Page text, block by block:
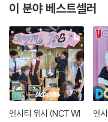
※ 반품/교환 안내
1) 불량으로 인한 반품/교환
상을 요청할 수 있으며, 동영
다.
관련 사진과 동영상 및 재생
문의 바랍니다.
2) LP는 잦은 배송 과정에서
이 분야 베스트셀러
엔시티 위시 (NCT WI
엔